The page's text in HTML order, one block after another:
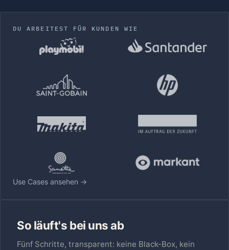
DU ARBEITEST FÜR KUNDEN WIE
Use Cases ansehen →
So läuft's bei uns ab
Fünf Schritte, transparent: keine Black-Box, kein